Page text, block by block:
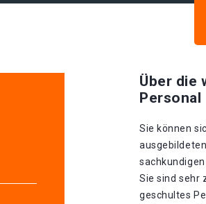
Über die
Personal
Sie können
Sie sind sehr
geschultes